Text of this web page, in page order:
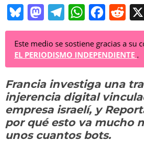
Bl
u
e
sk
y
M
a
st
o
d
o
n
T
el
e
gr
a
m
W
h
at
s
A
p
p
F
a
c
e
b
o
o
k
R
e
d
di
t
Este medio se sostiene gracias a su
EL PERIODISMO INDEPENDIENTE .
Francia investiga una
injerencia digital
empresa israelí, y
por qué esto va mucho
unos cuantos bots.